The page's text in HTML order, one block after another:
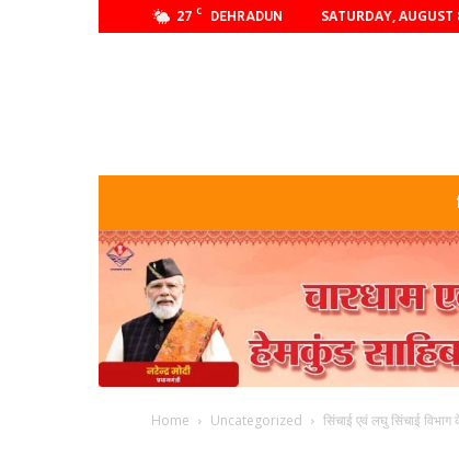
27 C DEHRADUN SATURDAY, AUGUST
Home Uncategorized सिंचाई एवं लघु सिंचाई